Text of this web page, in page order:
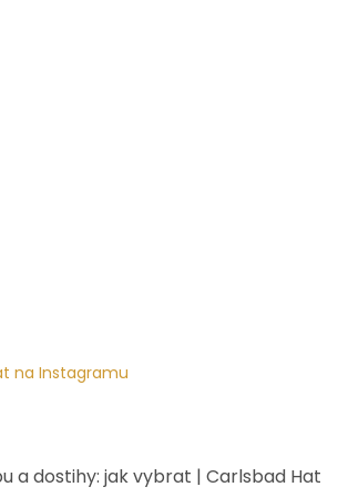
na Instagramu
a dostihy: jak vybrat | Carlsbad Hat